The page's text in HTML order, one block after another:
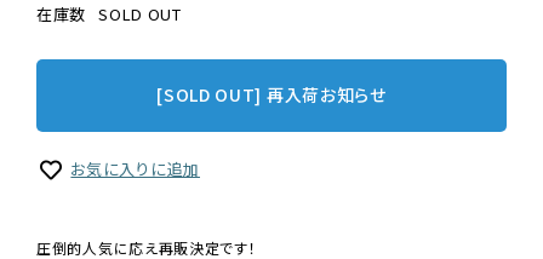
在庫数 SOLD OUT
[SOLD OUT] 再入荷お知らせ
お気に入りに追加
圧倒的人気に応え再販決定です！